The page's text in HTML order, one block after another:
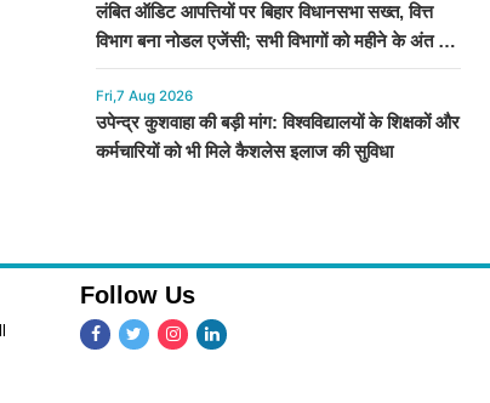
लंबित ऑडिट आपत्तियों पर बिहार विधानसभा सख्त, वित्त
विभाग बना नोडल एजेंसी; सभी विभागों को महीने के अंत तक
कार्रवाई के निर्देश
Fri,7 Aug 2026
उपेन्द्र कुशवाहा की बड़ी मांग: विश्वविद्यालयों के शिक्षकों और
कर्मचारियों को भी मिले कैशलेस इलाज की सुविधा
Follow Us